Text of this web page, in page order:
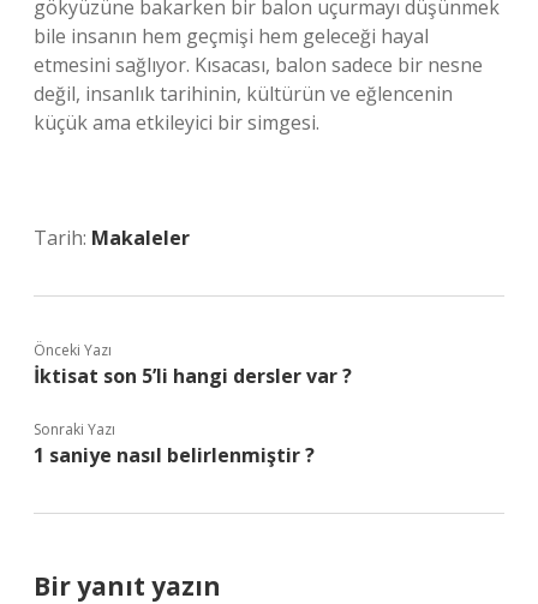
gökyüzüne bakarken bir balon uçurmayı düşünmek
bile insanın hem geçmişi hem geleceği hayal
etmesini sağlıyor. Kısacası, balon sadece bir nesne
değil, insanlık tarihinin, kültürün ve eğlencenin
küçük ama etkileyici bir simgesi.
Tarih: Makaleler
Önceki Yazı
İktisat son 5’li hangi dersler var ?
Sonraki Yazı
1 saniye nasıl belirlenmiştir ?
Bir yanıt yazın